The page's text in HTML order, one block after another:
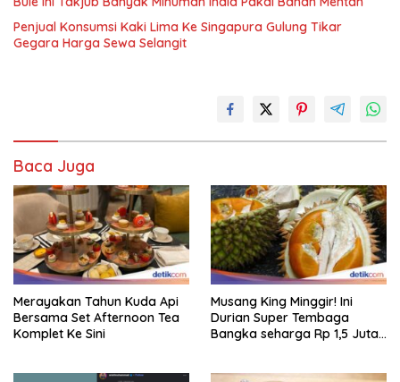
Penjual Konsumsi Kaki Lima Ke Singapura Gulung Tikar
Gegara Harga Sewa Selangit
Baca Juga
Merayakan Tahun Kuda Api
Bersama Set Afternoon Tea
Komplet Ke Sini
Musang King Minggir! Ini
Durian Super Tembaga
Bangka seharga Rp 1,5 Juta